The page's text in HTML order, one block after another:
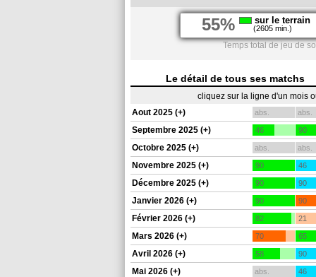
55% sur le terrain
(2605 min.)
Temps total de jeu de
Le détail de tous ses matchs
cliquez sur la ligne d'un mois
Aout 2025 (+)
abs. abs.
Septembre 2025 (+) 46 90
Octobre 2025 (+) abs. abs.
Novembre 2025 (+) 90 46
Décembre 2025 (+) 90 90
Janvier 2026 (+) 90 90
Février 2026 (+) 82 21
Mars 2026 (+) 70 65
Avril 2026 (+) 58 90
Mai 2026 (+) abs. 46